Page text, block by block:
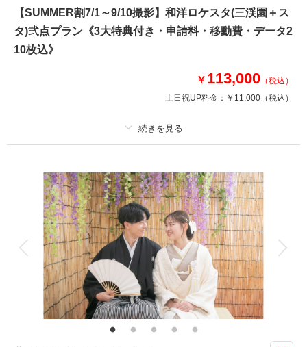
このプランで撮影可能な撮影レポート
相談予約する 撮影日の空き
【SUMMER割7/1～9/10撮影】和洋ロケスタ(三渓園＋ス
タ)弐点プラン《3大特典付き・申請料・移動費・データ2
10枚込》
￥ 113,000 （税込）
土日祝UP料金： ￥11,000 （税込）
撮影料 新婦衣装2着 新郎衣装2着
着付け ヘアメイク 小物一式
アルバム データ 210 カット 台紙付写真
衣装追加 会食 挙式
家族と撮影 家族用衣装レンタル ペットと撮影
その他含むもの
衣装差額無し・肌着や草履・インナー類・ 撮影申請料・ロケ先までの送
迎・撮影小物・メイクスタッフ撮影同行・撮影日程変更無料
《3大特典》①ウェルカムボードA3or六切り写真2面1冊 ②土日祝日料金